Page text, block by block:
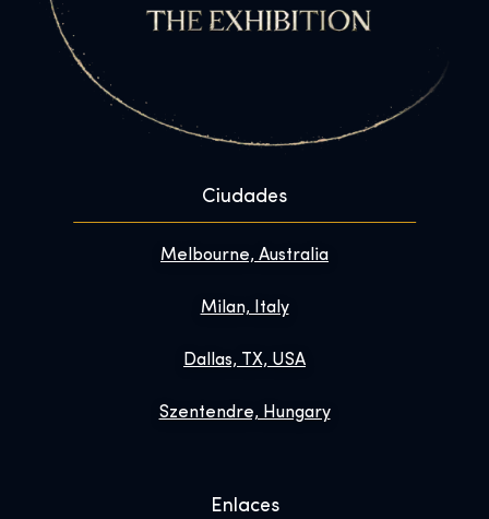
Ciudades
Melbourne, Australia
Milan, Italy
Dallas, TX, USA
Szentendre, Hungary
Enlaces